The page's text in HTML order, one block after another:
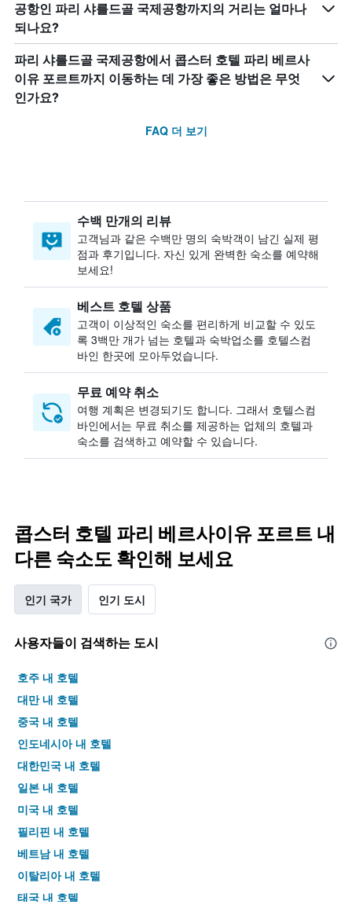
공항인 파리 샤를드골 국제공항까지의 거리는 얼마나
되나요?
파리 샤를드골 국제공항에서 콥스터 호텔 파리 베르사
이유 포르트까지 이동하는 데 가장 좋은 방법은 무엇
인가요?
FAQ 더 보기
수백 만개의 리뷰
고객님과 같은 수백만 명의 숙박객이 남긴 실제 평
점과 후기입니다. 자신 있게 완벽한 숙소를 예약해
보세요!
베스트 호텔 상품
고객이 이상적인 숙소를 편리하게 비교할 수 있도
록 3백만 개가 넘는 호텔과 숙박업소를 호텔스컴
바인 한곳에 모아두었습니다.
무료 예약 취소
여행 계획은 변경되기도 합니다. ​그래서 호텔스컴
바인에서는 무료 취소를 제공하는 업체의 호텔과
숙소를 검색하고 예약할 수 있습니다.
콥스터 호텔 파리 베르사이유 포르트 내
다른 숙소도 확인해 보세요
인기 국가 인기 도시
사용자들이 검색하는 도시
호주 내 호텔
대만 내 호텔
중국 내 호텔
인도네시아 내 호텔
대한민국 내 호텔
일본 내 호텔
미국 내 호텔
필리핀 내 호텔
베트남 내 호텔
이탈리아 내 호텔
태국 내 호텔